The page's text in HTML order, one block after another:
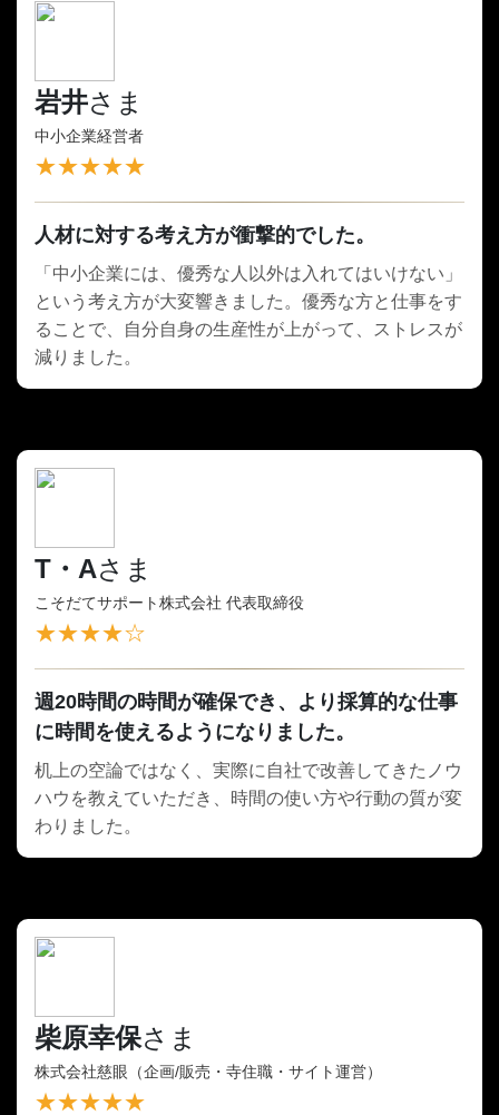
岩井さま
中小企業経営者
★★★★★
人材に対する考え方が衝撃的でした。
「中小企業には、優秀な人以外は入れてはいけない」
という考え方が大変響きました。優秀な方と仕事をす
ることで、自分自身の生産性が上がって、ストレスが
減りました。
T・Aさま
こそだてサポート株式会社 代表取締役
★★★★☆
週20時間の時間が確保でき、より採算的な仕事
に時間を使えるようになりました。
机上の空論ではなく、実際に自社で改善してきたノウ
ハウを教えていただき、時間の使い方や行動の質が変
わりました。
柴原幸保さま
株式会社慈眼（企画/販売・寺住職・サイト運営）
★★★★★